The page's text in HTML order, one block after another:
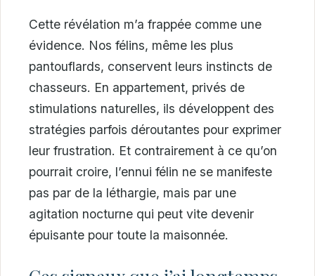
Cette révélation m’a frappée comme une
évidence. Nos félins, même les plus
pantouflards, conservent leurs instincts de
chasseurs. En appartement, privés de
stimulations naturelles, ils développent des
stratégies parfois déroutantes pour exprimer
leur frustration. Et contrairement à ce qu’on
pourrait croire, l’ennui félin ne se manifeste
pas par de la léthargie, mais par une
agitation nocturne qui peut vite devenir
épuisante pour toute la maisonnée.